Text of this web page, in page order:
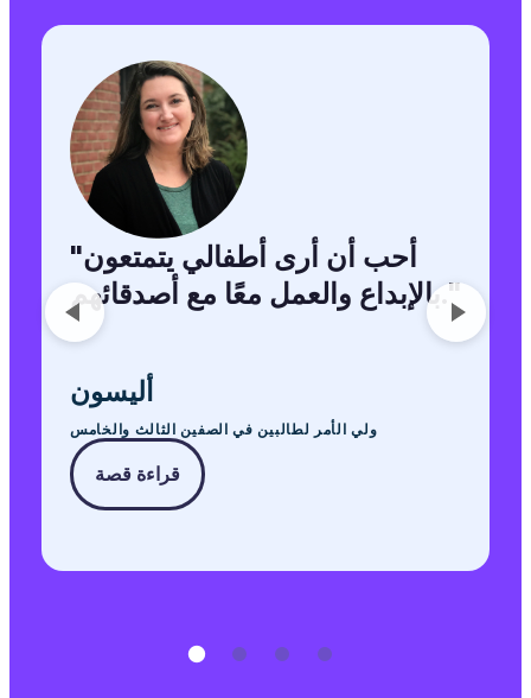
"أحب أن أرى أطفالي يتمتعون
بالإبداع والعمل معًا مع أصدقائهم."
أليسون
ولي الأمر لطالبين في الصفين الثالث والخامس
قراءة قصة